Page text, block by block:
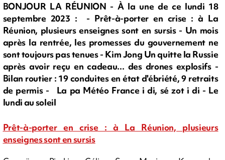
BONJOUR LA RÉUNION - À la une de ce lundi 18
septembre 2023 : - Prêt-à-porter en crise : à La
Réunion, plusieurs enseignes sont en sursis - Un mois
après la rentrée, les promesses du gouvernement ne
sont toujours pas tenues - Kim Jong Un quitte la Russie
après avoir reçu en cadeau... des drones explosifs -
Bilan routier : 19 conduites en état d'ébriété, 9 retraits
de permis - La pa Météo France i di, sé zot i di - Le
lundi au soleil
Prêt-à-porter en crise : à La Réunion, plusieurs
enseignes sont en sursis